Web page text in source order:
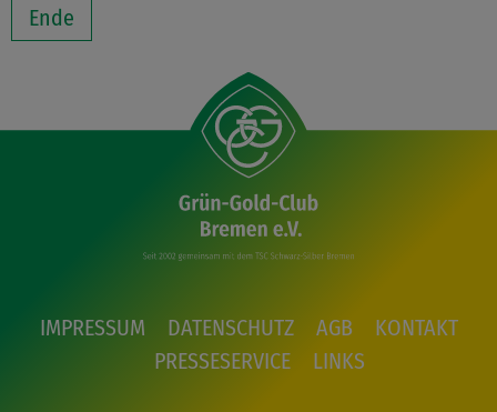
Ende
IMPRESSUM DATENSCHUTZ AGB
KONTAKT
PRESSESERVICE
LINKS